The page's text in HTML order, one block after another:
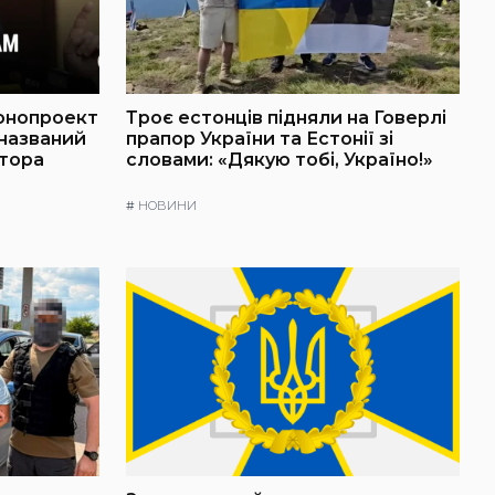
Троє естонців підняли на Говерлі
прапор України та Естонії зі
словами: «Дякую тобі, Україно!»
# НОВИНИ